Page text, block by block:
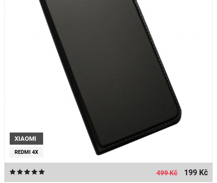
XIAOMI
REDMI 4X
499 Kč 199 Kč